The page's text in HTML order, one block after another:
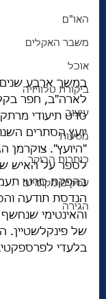
האו"ם
משבר האקלים
אוכל
ביקורת טלוויזיה
עיצוב
מסעות
כותרות הבוקר
עסקים מקומיים
הגירה
במשך ארבע שנים
לארה"ב, חפר
סרט תיעודי
יועץ הסתרים
"היועץ". צוקרמן
לספר על האיש
בהפקת סרטי
הנדסת תודעה
והאינטימי שנחשף
של פינקלשטיין.
בלעדי